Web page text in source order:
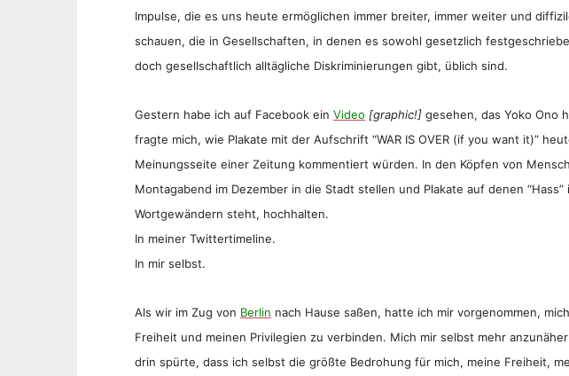
Impulse, die es uns heute ermöglichen immer breiter, immer weiter und
schauen, die in Gesellschaften, in denen es sowohl gesetzlich
doch gesellschaftlich alltägliche Diskriminierungen gibt, üblich sind.
Gestern habe ich auf Facebook ein Video [graphic!] gesehen, das Yoko Ono
fragte mich, wie Plakate mit der Aufschrift “WAR IS OVER (if you want it)”
Meinungsseite einer Zeitung kommentiert würden. In den Köpfen von
Montagabend im Dezember in die Stadt stellen und Plakate auf denen
Wortgewändern steht, hochhalten.
In meiner Twittertimeline.
In mir selbst.
Als wir im Zug von Berlin nach Hause saßen, hatte ich mir vorgenommen,
Freiheit und meinen Privilegien zu verbinden. Mich mir selbst mehr
drin spürte, dass ich selbst die größte Bedrohung für mich, meine Freiheit,